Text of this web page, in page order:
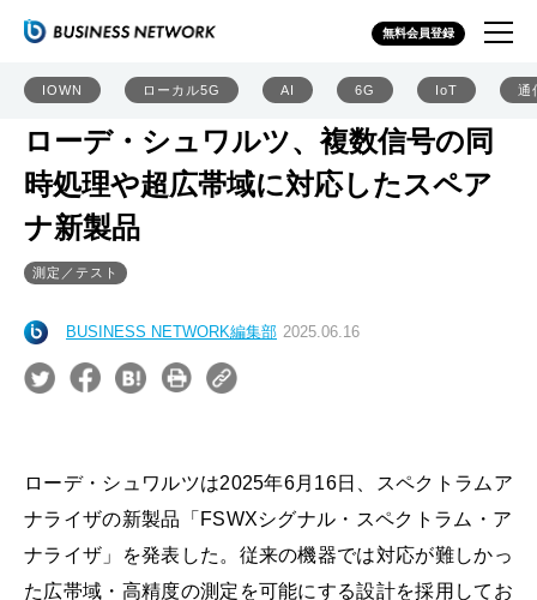
無料会員登録
IOWN ローカル5G AI 6G IoT 通
ローデ・シュワルツ、複数信号の同
時処理や超広帯域に対応したスペア
ナ新製品
測定／テスト
BUSINESS NETWORK編集部 2025.06.16
ローデ・シュワルツは2025年6月16日、スペクトラムア
ナライザの新製品「FSWXシグナル・スペクトラム・ア
ナライザ」を発表した。従来の機器では対応が難しかっ
た広帯域・高精度の測定を可能にする設計を採用してお